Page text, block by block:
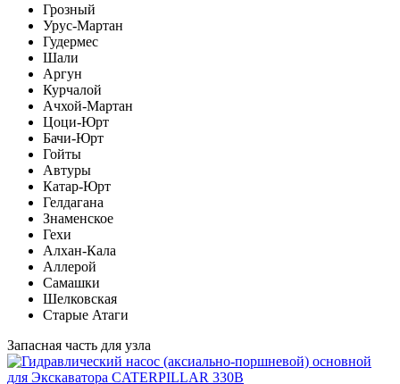
Грозный
Урус-Мартан
Гудермес
Шали
Аргун
Курчалой
Ачхой-Мартан
Цоци-Юрт
Бачи-Юрт
Гойты
Автуры
Катар-Юрт
Гелдагана
Знаменское
Гехи
Алхан-Кала
Аллерой
Самашки
Шелковская
Старые Атаги
Запасная часть для узла